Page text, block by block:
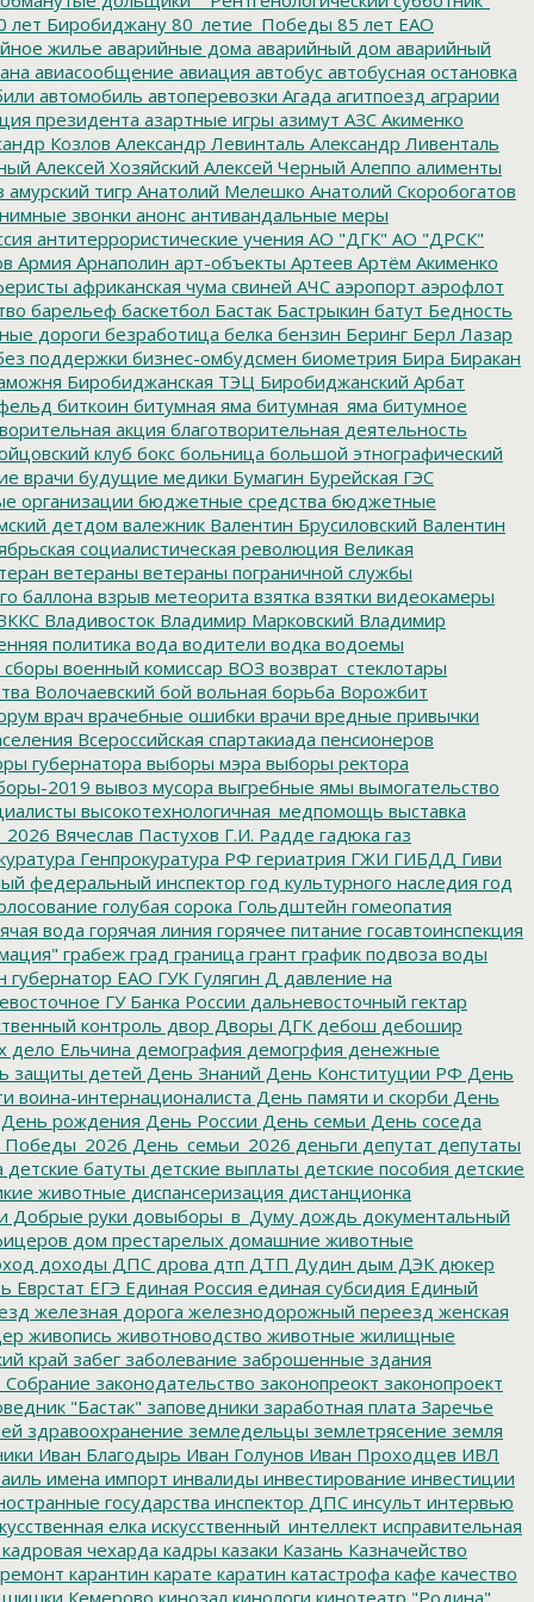
лет Биробиджану80_летие_Победы 85 лет ЕАО
жилье аварийные дома аварийный дом аварийный
авиасообщение авиация автобус автобусная остановка
автомобиль автоперевозки Агада агитпоезд аграрии
президента азартные игры азимут АЗС Акименко
Козлов Александр Левинталь Александр Ливенталь
Алексей Хозяйский Алексей Черный Алеппо алименты
амурский тигр Анатолий Мелешко Анатолий Скоробогатов
звонки анонс антивандальные меры
антитеррористические учения АО "ДГК" АО "ДРСК"
Армия Арнаполин арт-объекты Артеев Артём Акименко
африканская чума свиней АЧС аэропорт аэрофлот
барельеф баскетбол Бастак Бастрыкин батут Бедность
дороги безработица белка бензин Беринг Берл Лазар
поддержки бизнес-омбудсмен биометрия Бира Биракан
Биробиджанская ТЭЦ Биробиджанский Арбат
биткоин битумная яма битумная_яма битумное
акция благотворительная деятельность
клуб бокс больница большой этнографический
врачи будущие медики Бумагин Бурейская ГЭС
организации бюджетные средства бюджетные
детдом валежник Валентин Брусиловский Валентин
социалистическая революция Великая
ветераны ветераны пограничной службы
баллона взрыв метеорита взятка взятки видеокамеры
Владивосток Владимир Марковский Владимир
политика вода водители водка водоемы
военный комиссар ВОЗ возврат_стеклотары
Волочаевский бой вольная борьба Ворожбит
врач врачебные ошибки врачи вредные привычки
Всероссийская спартакиада пенсионеров
губернатора выборы мэра выборы ректора
2019 вывоз мусора выгребные ямы вымогательство
высокотехнологичная_медпомощь выставка
Вячеслав Пастухов Г.И. Радде гадюка газ
Генпрокуратура РФ гериатрия ГЖИ ГИБДД Гиви
федеральный инспектор год культурного наследия год
голубая сорока Гольдштейн гомеопатия
вода горячая линия горячее питание госавтоинспекция
грабеж град граница грант график подвоза воды
губернатор ЕАО ГУК Гулягин Д давление на
ГУ Банка России дальневосточный гектар
контроль двор Дворы ДГК дебош дебошир
дело Ельчина демография демогрфия денежные
защиты детей День Знаний День Конституции РФ День
воина-интернационалиста День памяти и скорби День
День рождения День России День семьи День соседа
День_семьи_2026 деньги депутат депутаты
детские батуты детские выплаты детские пособия детские
животные диспансеризация дистанционка
Добрые руки довыборы_в_Думу дождь документальный
дом престарелых домашние животные
доходы ДПС дрова дтп ДТП Дудин дым ДЭК дюкер
Еврстат ЕГЭ Единая Россия единая субсидия Единый
железная дорога железнодорожный переезд женская
живопись животноводство животные жилищные
край забег заболевание заброшенные здания
Собрание законодательство законопреокт законопроект
"Бастак" заповедники заработная плата Заречье
здравоохранение земледельцы землетрясение земля
Иван Благодырь Иван Голунов Иван Проходцев ИВЛ
имена импорт инвалиды инвестирование инвестиции
государства инспектор ДПС инсульт интервью
елка искусственный_интеллект исправительная
кадровая чехарда кадры казаки Казань Казначейство
карантин карате каратин катастрофа кафе качество
шишки Кемерово кинозал кинологи кинотеатр "Родина"